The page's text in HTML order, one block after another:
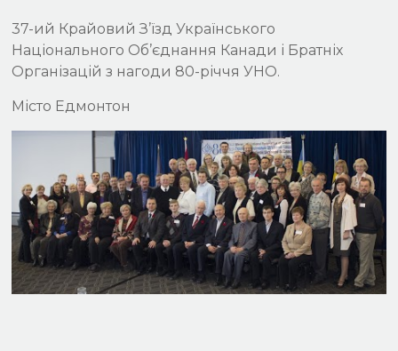
37-ий Крайовий З’їзд Українського
Національного Об’єднання Канади і Братніх
Організацій з нагоди 80-річчя УНО.
Місто Едмонтон